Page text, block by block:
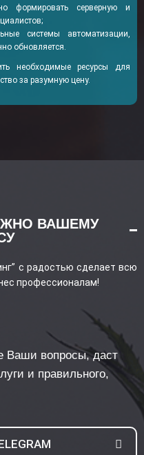
формировать серверную и
системы автоматизации,
обновляется.
необходимые ресурсы для
за разумную цену.
ВАШЕМУ
с радостью сделает всю
профессионалам!
Ваши вопросы, даст
и правильного,